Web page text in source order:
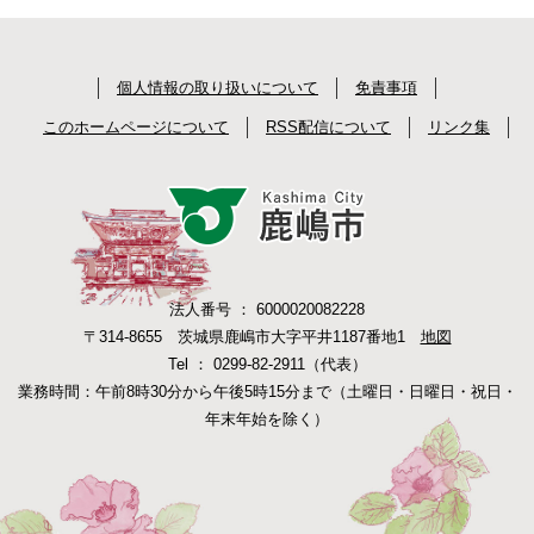
個人情報の取り扱いについて 免責事項
このホームページについて RSS配信について リンク集
法人番号 ： 6000020082228
〒314-8655 茨城県鹿嶋市大字平井1187番地1 地図
Tel ： 0299-82-2911（代表）
業務時間：午前8時30分から午後5時15分まで（土曜日・日曜日・祝日・
年末年始を除く）